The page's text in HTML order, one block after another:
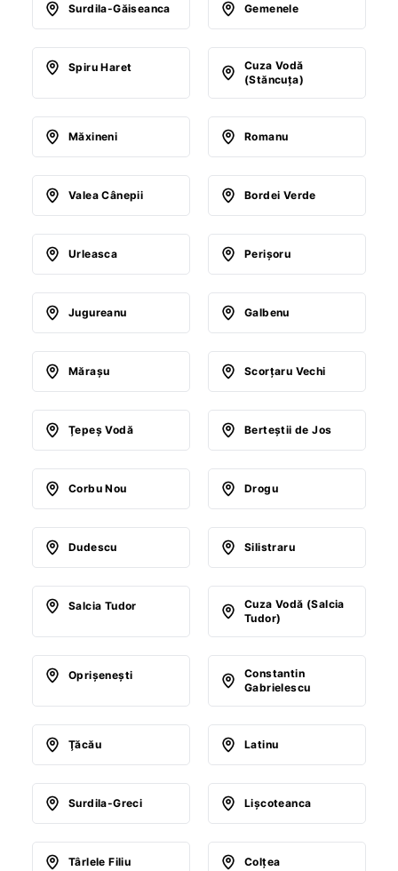
Surdila-Găiseanca Gemenele
Spiru Haret
Cuza Vodă
(Stăncuţa)
Măxineni Romanu
Valea Cânepii Bordei Verde
Urleasca Perişoru
Jugureanu Galbenu
Măraşu Scorţaru Vechi
Ţepeş Vodă Berteştii de Jos
Corbu Nou Drogu
Dudescu Silistraru
Salcia Tudor
Cuza Vodă (Salcia
Tudor)
Oprişeneşti
Constantin
Gabrielescu
Ţăcău Latinu
Surdila-Greci Lişcoteanca
Târlele Filiu Colţea